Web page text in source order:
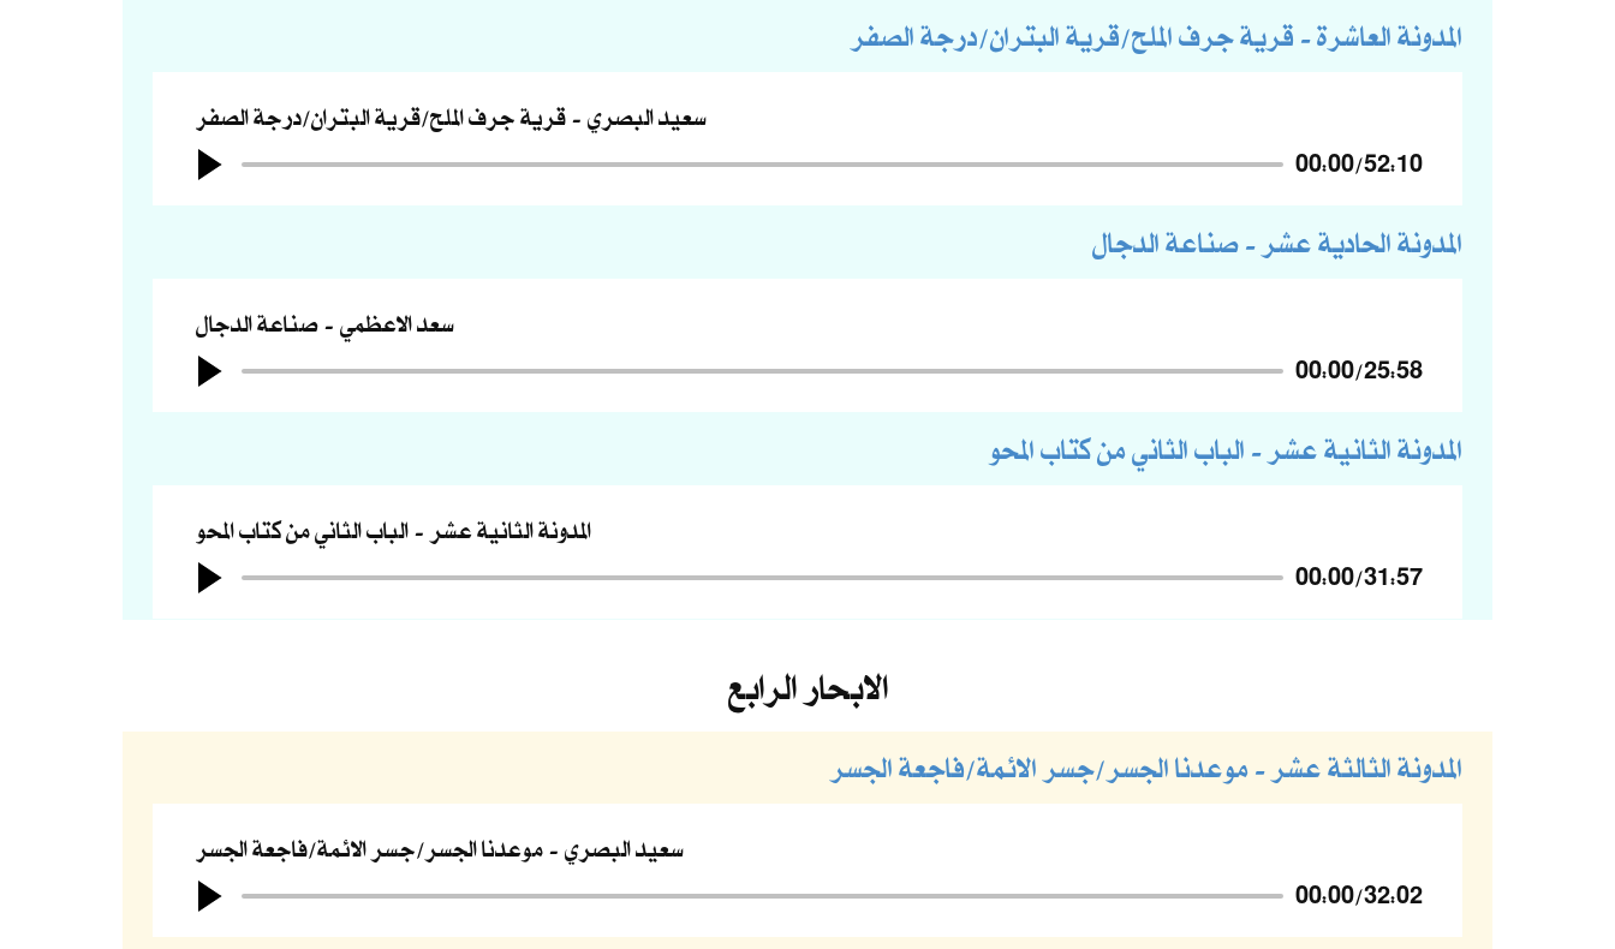
المدونة العاشرة - قرية جرف الملح/قرية البتران/درجة الصفر
قرية جرف الملح/قرية البتران/درجة الصفر سعيد البصري
00:00/52:10
المدونة الحادية عشر - صناعة الدجال
صناعة الدجال سعد الاعظمي
00:00/25:58
المدونة الثانية عشر - الباب الثاني من كتاب المحو
الباب الثاني من كتاب المحو المدونة الثانية عشر
00:00/31:57
الابحار الرابع
المدونة الثالثة عشر - موعدنا الجسر/جسر الائمة/فاجعة الجسر
موعدنا الجسر/جسر الائمة/فاجعة الجسر سعيد البصري
00:00/32:02